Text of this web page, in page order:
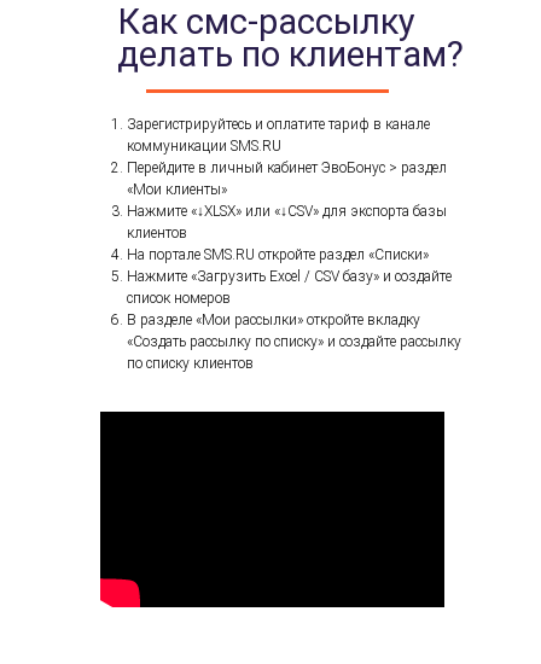
Как смс-рассылку
делать по клиентам?
Зарегистрируйтесь и оплатите тариф в канале
коммуникации SMS.RU
Перейдите в личный кабинет ЭвоБонус > раздел
«Мои клиенты»
Нажмите «↓XLSX» или «↓CSV» для экспорта базы
клиентов
На портале SMS.RU откройте раздел «Списки»
Нажмите «Загрузить Excel / CSV базу» и создайте
список номеров
В разделе «Мои рассылки» откройте вкладку
«Создать рассылку по списку» и создайте рассылку
по списку клиентов